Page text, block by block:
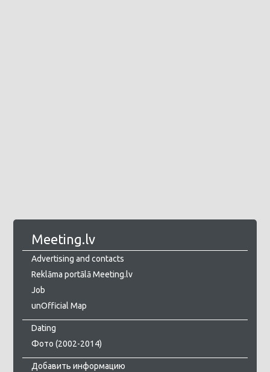
Meeting.lv
Advertising and contacts
Reklāma portālā Meeting.lv
Job
unOfficial Map
Dating
Фото (2002-2014)
Добавить информацию